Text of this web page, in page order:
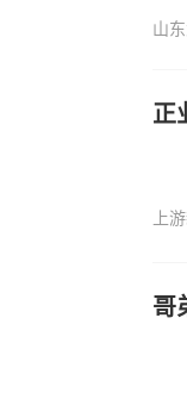
山
正
上
哥